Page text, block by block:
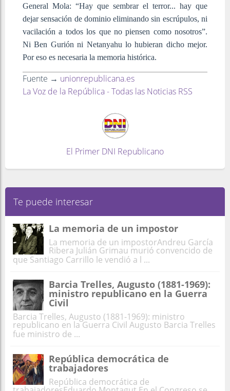
General Mola: “Hay que sembrar el terror... hay que
dejar sensación de dominio eliminando sin escrúpulos, ni
vacilación a todos los que no piensen como nosotros”.
Ni Ben Gurión ni Netanyahu lo hubieran dicho mejor.
Por eso es necesaria la memoria histórica.
Fuente → unionrepublicana.es
La Voz de la República - Todas las Noticias RSS
El Primer DNI Republicano
Te puede interesar
La memoria de un impostor
La memoria de un impostorAndreu García
Ribera Julián Grimau murió convencido de
que Santiago Carrillo le vendió a l ...
Barcia Trelles, Augusto (1881-1969):
ministro republicano en la Guerra
Civil
Barcia Trelles, Augusto (1881-1969): ministro
republicano en la Guerra Civil Augusto Barcia Trelles
fue ministro de ...
República democrática de
trabajadores
República democrática de